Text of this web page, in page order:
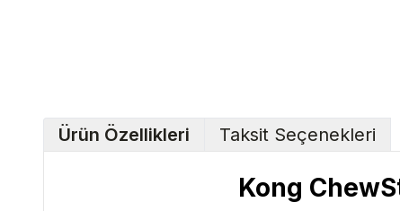
Ürün Özellikleri Taksit Seçenekleri
Kong